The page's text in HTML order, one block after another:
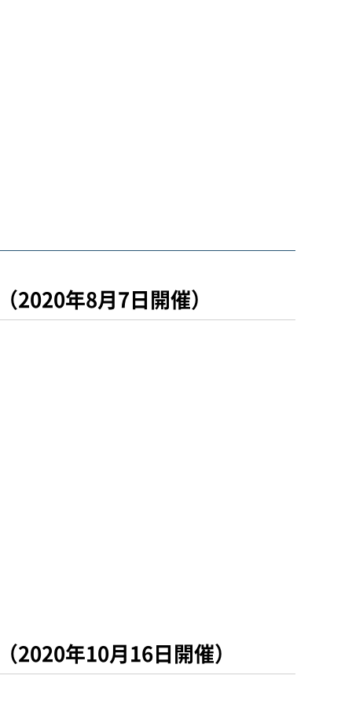
年8月7日開催）
年10月16日開催）